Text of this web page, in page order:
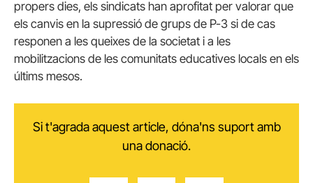
propers dies, els sindicats han aprofitat per valorar que
els canvis en la supressió de grups de P-3 si de cas
responen a les queixes de la societat i a les
mobilitzacions de les comunitats educatives locals en els
últims mesos.
Si t'agrada aquest article, dóna'ns suport amb
una donació.